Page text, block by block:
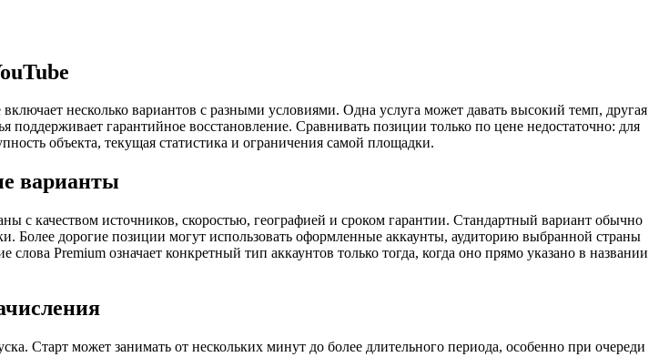
несколько вариантов с разными условиями. Одна услуга может давать высокий темп, другая
поддерживает гарантийное восстановление. Сравнивать позиции только по цене недостаточно: для
объекта, текущая статистика и ограничения самой площадки.
варианты
с качеством источников, скоростью, географией и сроком гарантии. Стандартный вариант обычно
Более дорогие позиции могут использовать оформленные аккаунты, аудиторию выбранной страны
слова Premium означает конкретный тип аккаунтов только тогда, когда оно прямо указано в названии
Старт может занимать от нескольких минут до более длительного периода, особенно при очереди